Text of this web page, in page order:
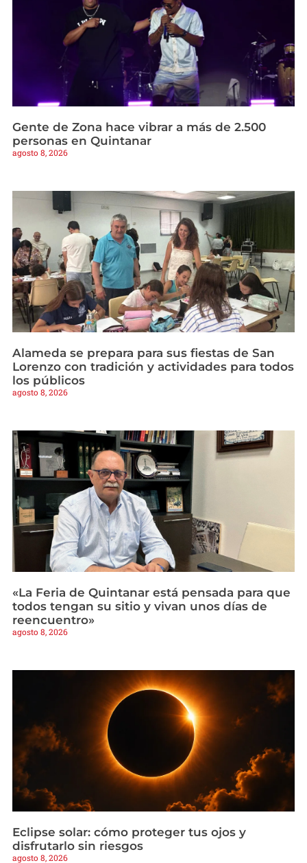
Gente de Zona hace vibrar a más de 2.500
personas en Quintanar
agosto 8, 2026
Alameda se prepara para sus fiestas de San
Lorenzo con tradición y actividades para todos
los públicos
agosto 8, 2026
«La Feria de Quintanar está pensada para que
todos tengan su sitio y vivan unos días de
reencuentro»
agosto 8, 2026
Eclipse solar: cómo proteger tus ojos y
disfrutarlo sin riesgos
agosto 8, 2026